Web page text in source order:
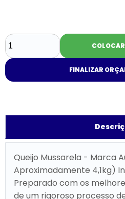
FINALIZAR
Queijo Mussarela - Marca
Aproximadamente 4,1kg)
Preparado com os
de um rigoroso processo